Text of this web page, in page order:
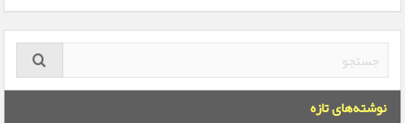
نوشته‌های تازه